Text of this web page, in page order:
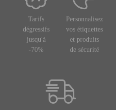
Tarifs
dégressifs
jusqu'à
-70%
Personnalisez
vos étiquettes
et produits
de sécurité